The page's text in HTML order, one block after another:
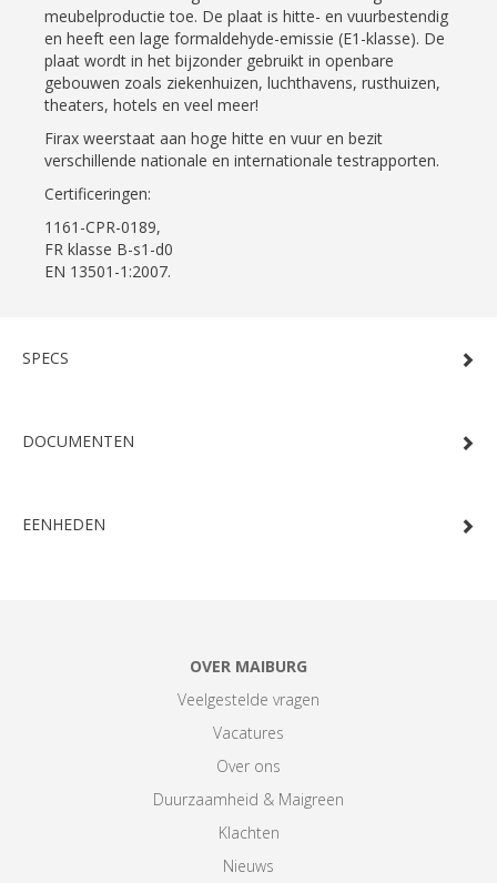
meubelproductie toe. De plaat is hitte- en vuurbestendig
en heeft een lage formaldehyde-emissie (E1-klasse). De
plaat wordt in het bijzonder gebruikt in openbare
gebouwen zoals ziekenhuizen, luchthavens, rusthuizen,
theaters, hotels en veel meer!
Firax weerstaat aan hoge hitte en vuur en bezit
verschillende nationale en internationale testrapporten.
Certificeringen:
1161-CPR-0189,
FR klasse B-s1-d0
EN 13501-1:2007.
SPECS
DOCUMENTEN
EENHEDEN
OVER MAIBURG
Veelgestelde vragen
Vacatures
Over ons
Duurzaamheid & Maigreen
Klachten
Nieuws